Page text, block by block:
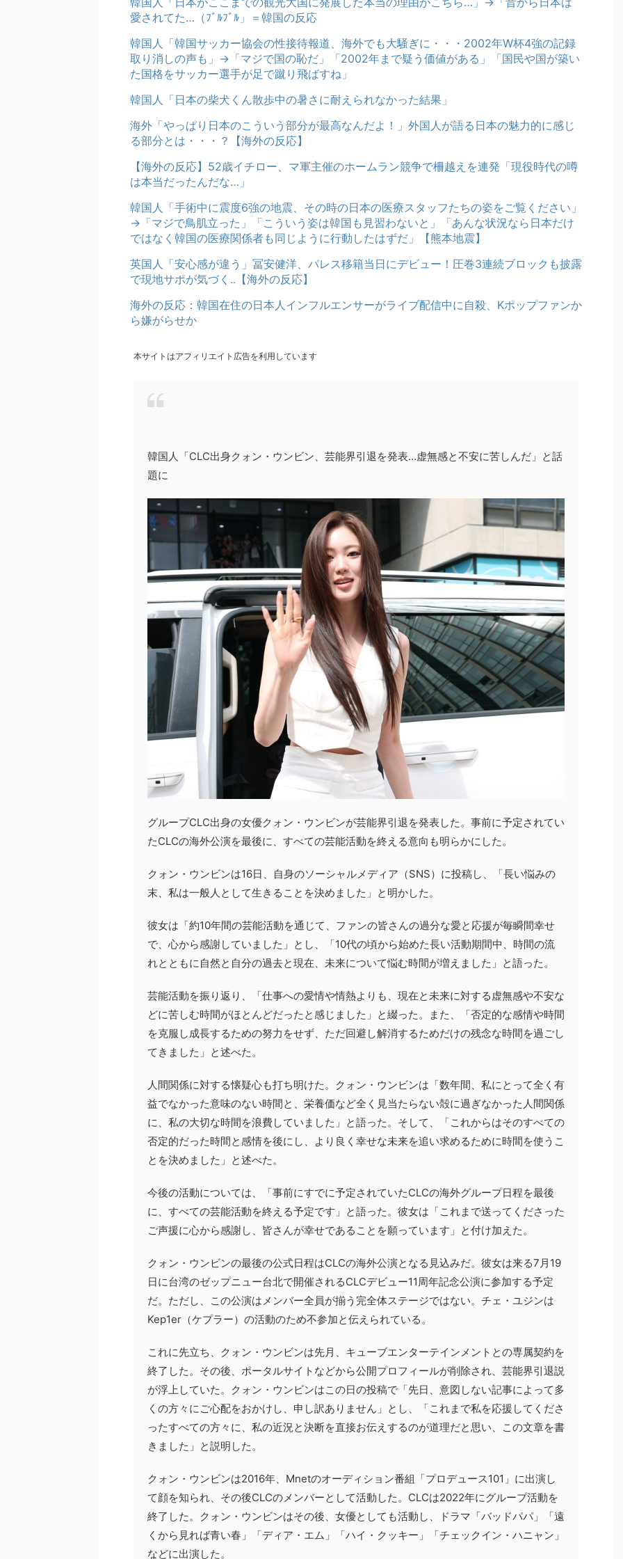
愛されてた…（ﾌﾞﾙﾌﾞﾙ」＝韓国の反応
韓国人「韓国サッカー協会の性接待報道、海外でも大騒ぎに・・・2002年W杯4強の記録
取り消しの声も」→「マジで国の恥だ」「2002年まで疑う価値がある」「国民や国が築い
た国格をサッカー選手が足で蹴り飛ばすね」
韓国人「日本の柴犬くん散歩中の暑さに耐えられなかった結果」
海外「やっぱり日本のこういう部分が最高なんだよ！」外国人が語る日本の魅力的に感じ
る部分とは・・・？【海外の反応】
【海外の反応】52歳イチロー、マ軍主催のホームラン競争で柵越えを連発「現役時代の噂
は本当だったんだな…」
韓国人「手術中に震度6強の地震、その時の日本の医療スタッフたちの姿をご覧ください」
→「マジで鳥肌立った」「こういう姿は韓国も見習わないと」「あんな状況なら日本だけ
ではなく韓国の医療関係者も同じように行動したはずだ」【熊本地震】
英国人「安心感が違う」冨安健洋、パレス移籍当日にデビュー！圧巻3連続ブロックも披露
で現地サポが気づく..【海外の反応】
海外の反応：韓国在住の日本人インフルエンサーがライブ配信中に自殺、Kポップファンか
ら嫌がらせか
本サイトはアフィリエイト広告を利用しています
韓国人「CLC出身クォン・ウンビン、芸能界引退を発表…虚無感と不安に苦しんだ」と話
題に
グループCLC出身の女優クォン・ウンビンが芸能界引退を発表した。事前に予定されてい
たCLCの海外公演を最後に、すべての芸能活動を終える意向も明らかにした。
クォン・ウンビンは16日、自身のソーシャルメディア（SNS）に投稿し、「長い悩みの
末、私は一般人として生きることを決めました」と明かした。
彼女は「約10年間の芸能活動を通じて、ファンの皆さんの過分な愛と応援が毎瞬間幸せ
で、心から感謝していました」とし、「10代の頃から始めた長い活動期間中、時間の流
れとともに自然と自分の過去と現在、未来について悩む時間が増えました」と語った。
芸能活動を振り返り、「仕事への愛情や情熱よりも、現在と未来に対する虚無感や不安な
どに苦しむ時間がほとんどだったと感じました」と綴った。また、「否定的な感情や時間
を克服し成長するための努力をせず、ただ回避し解消するためだけの残念な時間を過ごし
てきました」と述べた。
人間関係に対する懐疑心も打ち明けた。クォン・ウンビンは「数年間、私にとって全く有
益でなかった意味のない時間と、栄養価など全く見当たらない殻に過ぎなかった人間関係
に、私の大切な時間を浪費していました」と語った。そして、「これからはそのすべての
否定的だった時間と感情を後にし、より良く幸せな未来を追い求めるために時間を使うこ
とを決めました」と述べた。
今後の活動については、「事前にすでに予定されていたCLCの海外グループ日程を最後
に、すべての芸能活動を終える予定です」と語った。彼女は「これまで送ってくださった
ご声援に心から感謝し、皆さんが幸せであることを願っています」と付け加えた。
クォン・ウンビンの最後の公式日程はCLCの海外公演となる見込みだ。彼女は来る7月19
日に台湾のゼップニュー台北で開催されるCLCデビュー11周年記念公演に参加する予定
だ。ただし、この公演はメンバー全員が揃う完全体ステージではない。チェ・ユジンは
Kep1er（ケプラー）の活動のため不参加と伝えられている。
これに先立ち、クォン・ウンビンは先月、キューブエンターテインメントとの専属契約を
終了した。その後、ポータルサイトなどから公開プロフィールが削除され、芸能界引退説
が浮上していた。クォン・ウンビンはこの日の投稿で「先日、意図しない記事によって多
くの方々にご心配をおかけし、申し訳ありません」とし、「これまで私を応援してくださ
ったすべての方々に、私の近況と決断を直接お伝えするのが道理だと思い、この文章を書
きました」と説明した。
クォン・ウンビンは2016年、Mnetのオーディション番組「プロデュース101」に出演し
て顔を知られ、その後CLCのメンバーとして活動した。CLCは2022年にグループ活動を
終了した。クォン・ウンビンはその後、女優としても活動し、ドラマ「バッドパパ」「遠
くから見れば青い春」「ディア・エム」「ハイ・クッキー」「チェックイン・ハニャン」
などに出演した。